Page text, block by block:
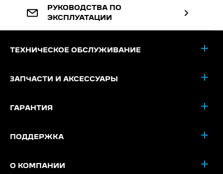
РУКОВОДСТВА ПО
ЭКСПЛУАТАЦИИ
ТЕХНИЧЕСКОЕ ОБСЛУЖИВАНИЕ
ЗАПЧАСТИ И АКСЕССУАРЫ
ГАРАНТИЯ
ПОДДЕРЖКА
О КОМПАНИИ